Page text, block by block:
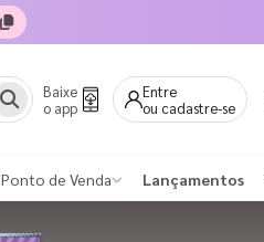
Baixe
o app
Entre
ou cadastre-se
Ponto de Venda Lançamentos